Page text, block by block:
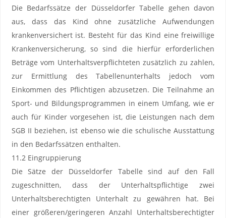
Die Bedarfssätze der Düsseldorfer Tabelle gehen davon
aus, dass das Kind ohne zusätzliche Aufwendungen
krankenversichert ist. Besteht für das Kind eine freiwillige
Krankenversicherung, so sind die hierfür erforderlichen
Beträge vom Unterhaltsverpflichteten zusätzlich zu zahlen,
zur Ermittlung des Tabellenunterhalts jedoch vom
Einkommen des Pflichtigen abzusetzen. Die Teilnahme an
Sport- und Bildungsprogrammen in einem Umfang, wie er
auch für Kinder vorgesehen ist, die Leistungen nach dem
SGB II beziehen, ist ebenso wie die schulische Ausstattung
in den Bedarfssätzen enthalten.
11.2 Eingruppierung
Die Sätze der Düsseldorfer Tabelle sind auf den Fall
zugeschnitten, dass der Unterhaltspflichtige zwei
Unterhaltsberechtigten Unterhalt zu gewähren hat. Bei
einer größeren/geringeren Anzahl Unterhaltsberechtigter